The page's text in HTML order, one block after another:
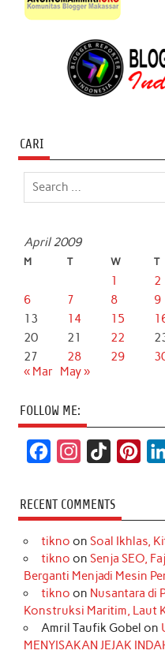
CARI
April 2009
M T W T
1 2
6
7 8 9
13
14 15
20
21 22
27
28 29
« Mar May »
FOLLOW ME:
c
e
b
o
k
s
t
a
r
a
m
k
T
o
k
t
e
r
e
s
t
RECENT COMMENTS
tikno on Soal Ikhlas,
tikno on Senja SEO,
Berganti Menjadi Mesin
tikno on Nusantara di
Konstruksi Maritim, Laut
Amril Taufik Gobel on
MENYISAKAN JEJAK